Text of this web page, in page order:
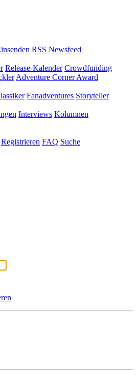
RSS Newsfeed
Release-Kalender Crowdfunding
Adventure Corner Award
Fanadventures Storyteller
Interviews Kolumnen
Registrieren FAQ Suche